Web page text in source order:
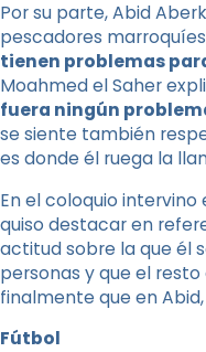
Por su parte, Abid
pescadores
tienen problemas
Moahmed el Saher
fuera ningún
se siente también
es donde él ruega la
En el coloquio intervino
quiso destacar en
actitud sobre la que él
personas y que el
finalmente que en
Fútbol